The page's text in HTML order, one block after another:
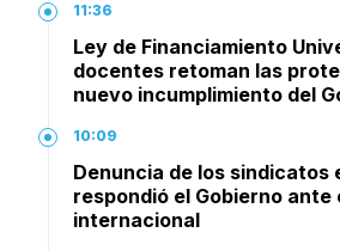
11:36
Ley de Financiamiento
docentes retoman las
nuevo incumplimiento del
10:09
Denuncia de los sindicatos
respondió el Gobierno ante
internacional